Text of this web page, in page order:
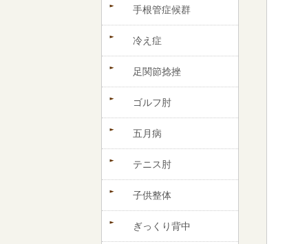
手根管症候群
冷え症
足関節捻挫
ゴルフ肘
五月病
テニス肘
子供整体
ぎっくり背中